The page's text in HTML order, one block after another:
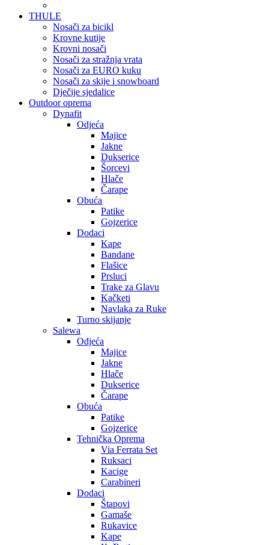
THULE
Nosači za bicikl
Krovne kutije
Krovni nosači
Nosači za stražnja vrata
Nosači za EURO kuku
Nosači za skije i snowboard
Dječije sjedalice
Outdoor oprema
Dynafit
Odjeća
Majice
Jakne
Dukserice
Šorcevi
Hlače
Čarape
Obuća
Patike
Gojzerice
Dodaci
Kape
Bandane
Flašice
Prsluci
Trake za Glavu
Kačketi
Navlaka za Ruke
Turno skijanje
Salewa
Odjeća
Majice
Jakne
Hlače
Dukserice
Čarape
Obuća
Patike
Gojzerice
Tehnička Oprema
Via Ferrata Set
Ruksaci
Kacige
Carabineri
Dodaci
Štapovi
Gamaše
Rukavice
Kape